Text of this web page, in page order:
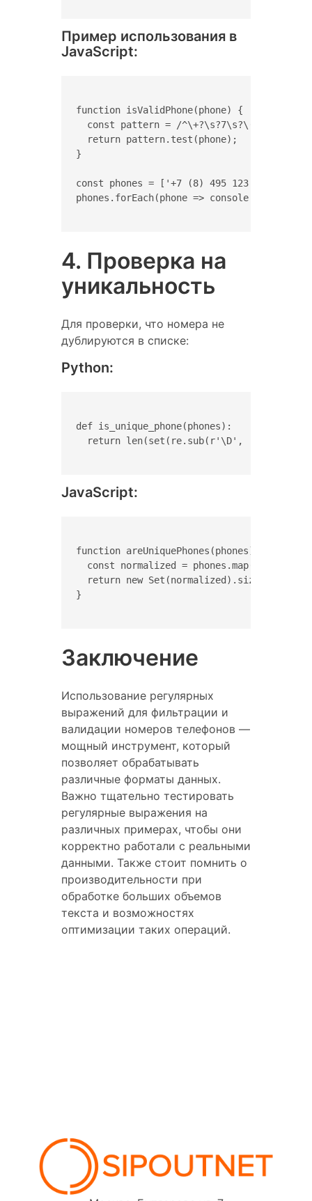
Пример использования в
JavaScript:
function isValidPhone(phone) {
const pattern = /
  return pattern.test(phone);
}
const phones = ['+7 (8) 495 123 456', '8
phones.forEach(phone =>
4. Проверка на
уникальность
Для проверки, что номера не
дублируются в списке:
Python:
def is_unique_phone(phones):
return len(set(re.sub(r'\D', '', phone)
JavaScript:
function areUniquePhones(phones) {
const normalized = phones.map(phone =>
return new Set(normalized).size ===
}
Заключение
Использование регулярных
выражений для фильтрации и
валидации номеров телефонов —
мощный инструмент, который
позволяет обрабатывать
различные форматы данных.
Важно тщательно тестировать
регулярные выражения на
различных примерах, чтобы они
корректно работали с реальными
данными. Также стоит помнить о
производительности при
обработке больших объемов
текста и возможностях
оптимизации таких операций.